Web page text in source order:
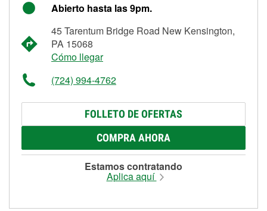
Abierto hasta las 9pm.
45 Tarentum Bridge Road New Kensington,
PA 15068
Cómo llegar
(724) 994-4762
FOLLETO DE OFERTAS
COMPRA AHORA
Estamos contratando
Aplica aquí